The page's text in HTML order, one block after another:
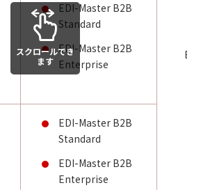
EDI-Master B2B
Standard
EDI-Master B2B
Enterprise
EDI-Master B2B
Standard
EDI-Master B2B
Enterprise
スクロールでき
ます